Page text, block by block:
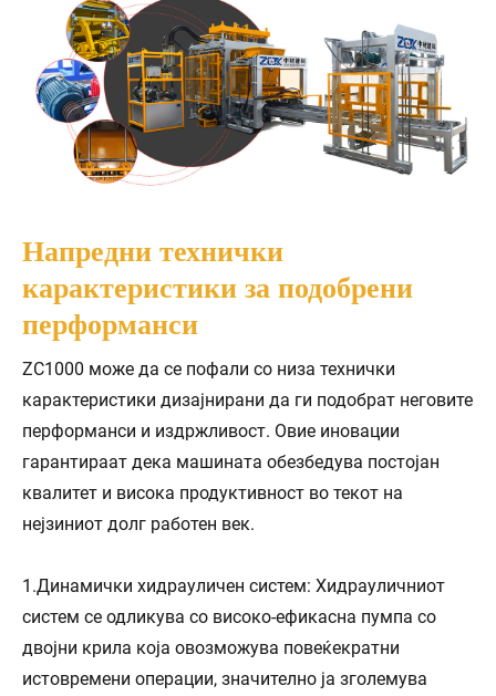
Напредни технички
карактеристики за подобрени
перформанси
ZC1000 може да се пофали со низа технички
карактеристики дизајнирани да ги подобрат неговите
перформанси и издржливост. Овие иновации
гарантираат дека машината обезбедува постојан
квалитет и висока продуктивност во текот на
нејзиниот долг работен век.
1.Динамички хидрауличен систем: Хидрауличниот
систем се одликува со високо-ефикасна пумпа со
двојни крила која овозможува повеќекратни
истовремени операции, значително ја зголемува